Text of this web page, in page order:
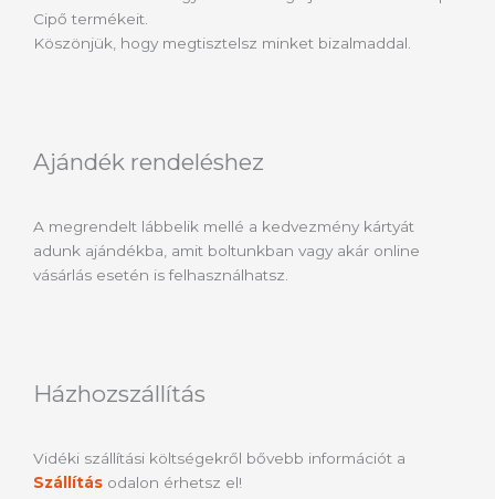
Cipő termékeit.
Köszönjük, hogy megtisztelsz minket bizalmaddal.
Ajándék rendeléshez
A megrendelt lábbelik mellé a kedvezmény kártyát
adunk ajándékba, amit boltunkban vagy akár online
vásárlás esetén is felhasználhatsz.
Házhozszállítás
Vidéki szállítási költségekről bővebb információt a
Szállítás odalon érhetsz el!